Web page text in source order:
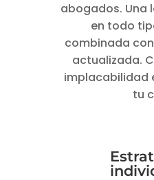
abogados. Una
en todo
combinada
actualizada.
implacabilidad
tu